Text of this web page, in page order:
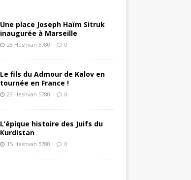
Une place Joseph Haïm Sitruk
inaugurée à Marseille
23 Heshvan 5780 0
Le fils du Admour de Kalov en
tournée en France !
23 Heshvan 5780 0
L’épique histoire des Juifs du
Kurdistan
15 Heshvan 5780 0